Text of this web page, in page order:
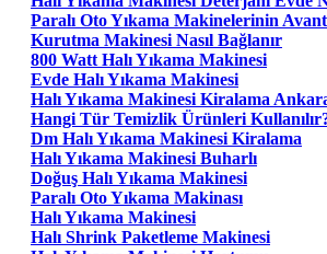
Paralı Oto Yıkama Makinelerinin
Kurutma Makinesi Nasıl Bağlanır
800 Watt Halı Yıkama Makinesi
Evde Halı Yıkama Makinesi
Halı Yıkama Makinesi Kiralama
Hangi Tür Temizlik Ürünleri
Dm Halı Yıkama Makinesi Kiralama
Halı Yıkama Makinesi Buharlı
Doğuş Halı Yıkama Makinesi
Paralı Oto Yıkama Makinası
Halı Yıkama Makinesi
Halı Shrink Paketleme Makinesi